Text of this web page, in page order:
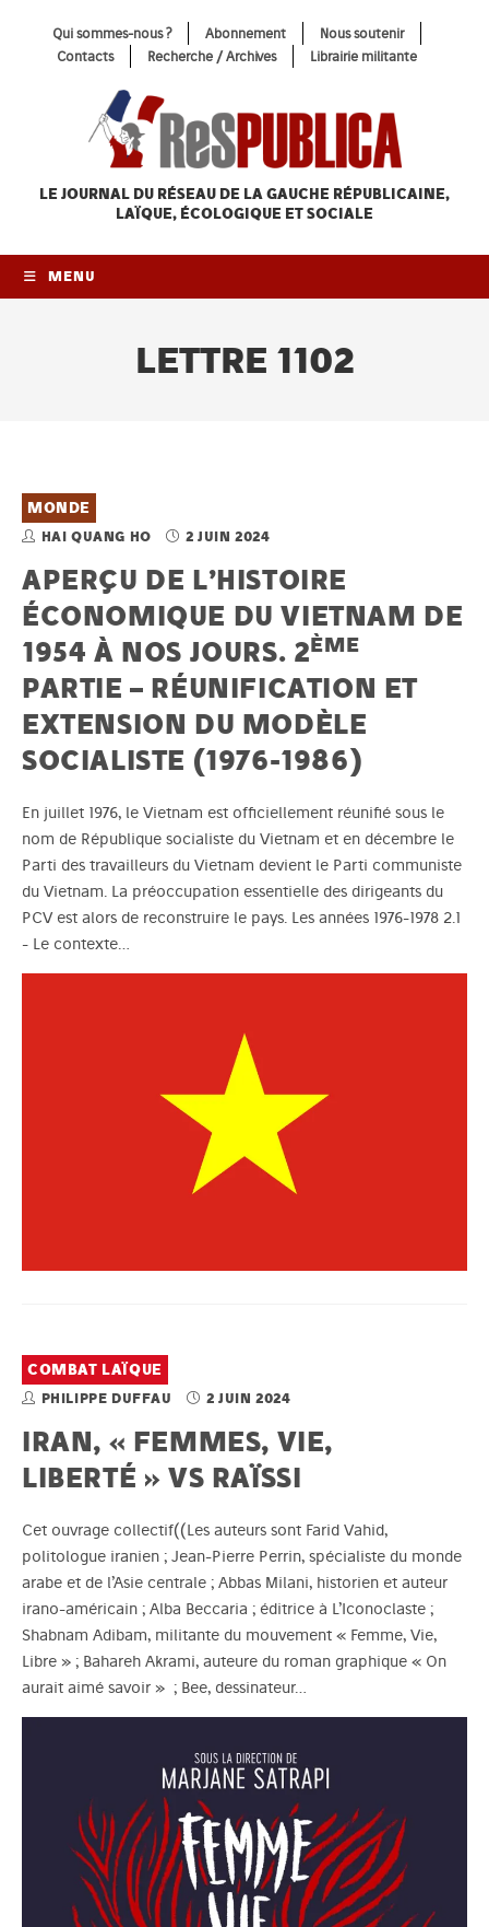
Qui sommes-nous ? Abonnement
Nous soutenir
Contacts
Recherche / Archives Librairie militante
LE JOURNAL DU RÉSEAU DE LA GAUCHE RÉPUBLICAINE,
LAÏQUE, ÉCOLOGIQUE ET SOCIALE
MENU
LETTRE 1102
MONDE
HAI QUANG HO 2 JUIN 2024
APERÇU DE L’HISTOIRE
ÉCONOMIQUE DU VIETNAM DE
1954 À NOS JOURS. 2ÈME
PARTIE – RÉUNIFICATION ET
EXTENSION DU MODÈLE
SOCIALISTE (1976-1986)
En juillet 1976, le Vietnam est officiellement réunifié sous le
nom de République socialiste du Vietnam et en décembre le
Parti des travailleurs du Vietnam devient le Parti communiste
du Vietnam. La préoccupation essentielle des dirigeants du
PCV est alors de reconstruire le pays. Les années 1976-1978 2.1
- Le contexte…
COMBAT LAÏQUE
PHILIPPE DUFFAU 2 JUIN 2024
IRAN, « FEMMES, VIE,
LIBERTÉ » VS RAÏSSI
Cet ouvrage collectif((Les auteurs sont Farid Vahid,
politologue iranien ; Jean-Pierre Perrin, spécialiste du monde
arabe et de l’Asie centrale ; Abbas Milani, historien et auteur
irano-américain ; Alba Beccaria ; éditrice à L’Iconoclaste ;
Shabnam Adibam, militante du mouvement « Femme, Vie,
Libre » ; Bahareh Akrami, auteure du roman graphique « On
aurait aimé savoir » ; Bee, dessinateur…